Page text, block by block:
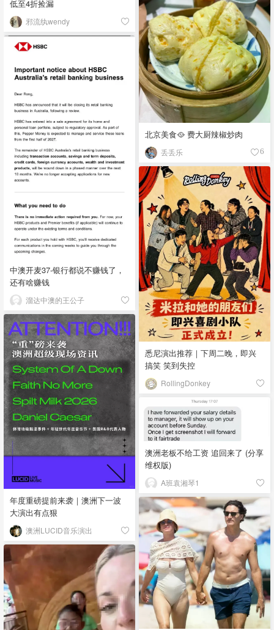
低至4折捡漏
邪流纨wendy
北京美食🥘 费大厨辣椒炒肉
丢丢乐 6
中澳开麦37-银行都说不赚钱了，
还有啥赚钱
溜达中澳的王公子
悉尼演出推荐｜下周二晚，即兴
搞笑 笑到失控
RollingDonkey
年度重磅提前来袭｜澳洲下一波
大演出有点狠
澳洲LUCID音乐演出
澳洲老板不给工资 追回来了 (分享
维权版)
A班袁湘琴1